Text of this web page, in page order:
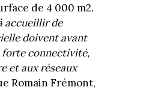
de 4 000 m2.
accueillir de
doivent avant
connectivité,
et aux réseaux
Romain Frémont,